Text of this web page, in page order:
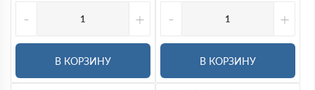
- +
В КОРЗИНУ
- +
В КОРЗИНУ